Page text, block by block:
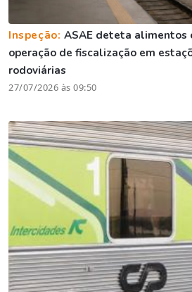
Inspeção:ASAE deteta alimentos
operação de fiscalização em
rodoviárias
27/07/2026 às 09:50